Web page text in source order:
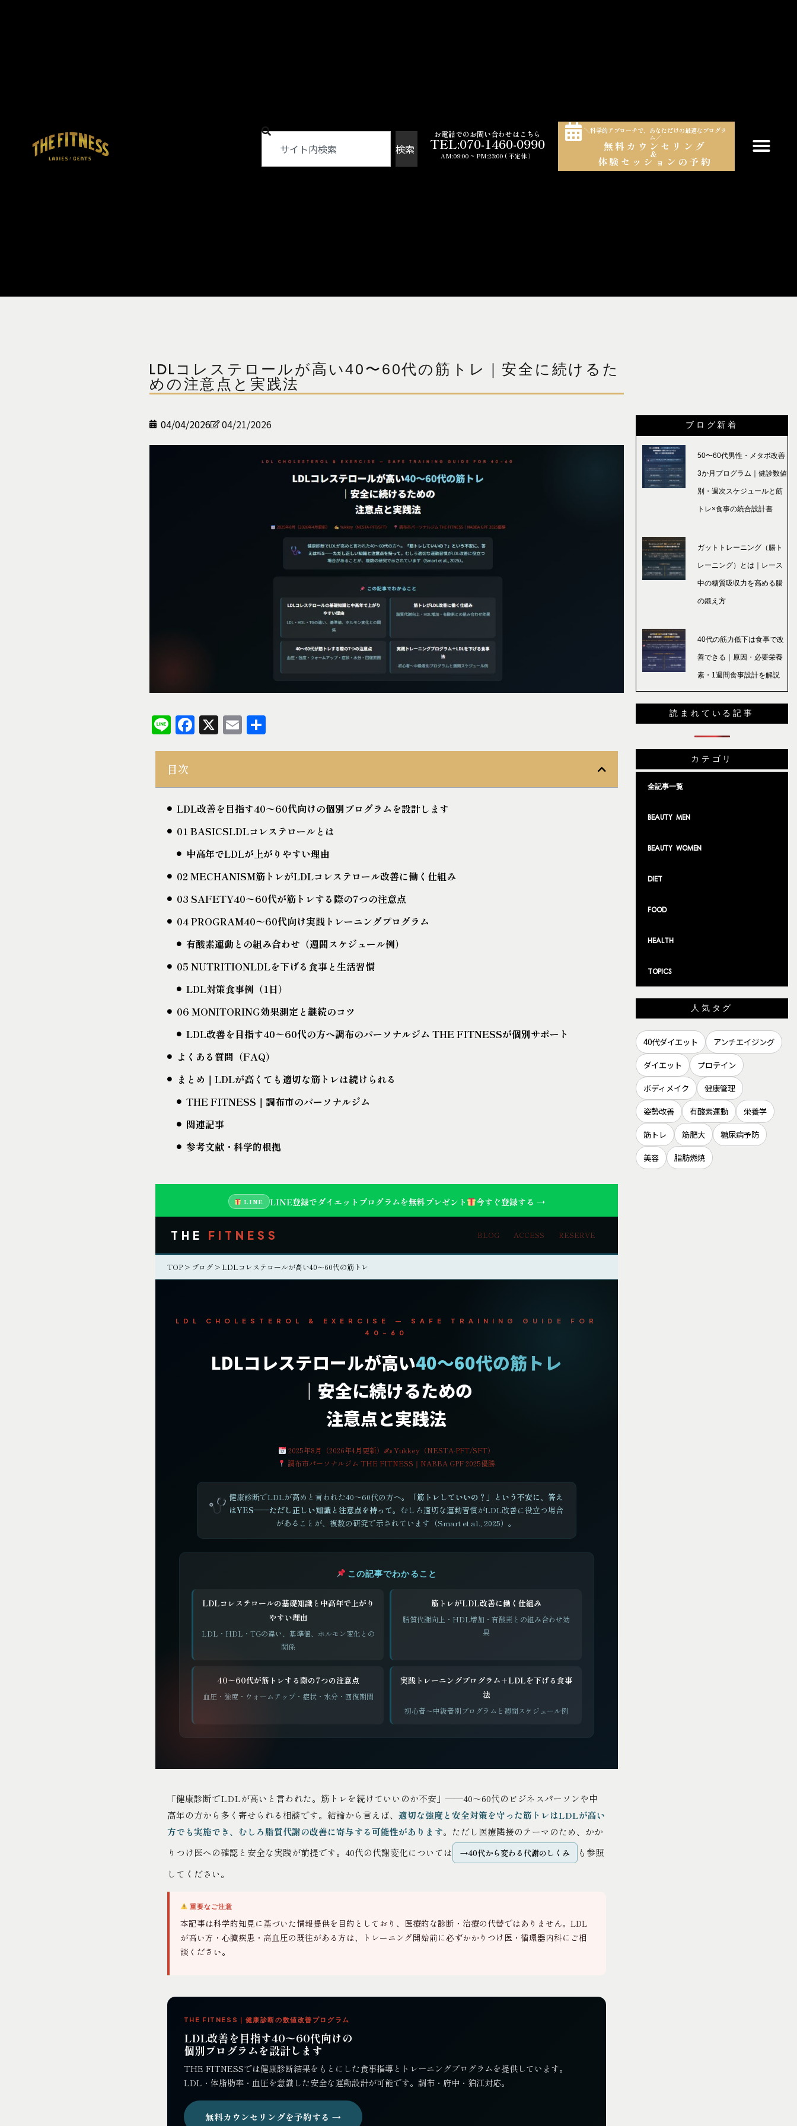
検索
お電話でのお問い合わせはこちら
TEL:070-1460-0990
AM:09:00 ~ PM:23:00 ( 不定休 ）
＼科学的アプローチで、あなただけの最適なプログラ
ム／
無料カウンセリング
＆
体験セッションの予約
LDLコレステロールが高い40〜60代の筋トレ｜安全に続けるた
めの注意点と実践法
04/04/2026 04/21/2026
LineFacebook
X Email
共
有
目次
LDL改善を目指す40〜60代向けの個別プログラムを設計します
01 BASICSLDLコレステロールとは
中高年でLDLが上がりやすい理由
02 MECHANISM筋トレがLDLコレステロール改善に働く仕組み
03 SAFETY40〜60代が筋トレする際の7つの注意点
04 PROGRAM40〜60代向け実践トレーニングプログラム
有酸素運動との組み合わせ（週間スケジュール例）
05 NUTRITIONLDLを下げる食事と生活習慣
LDL対策食事例（1日）
06 MONITORING効果測定と継続のコツ
LDL改善を目指す40〜60代の方へ調布のパーソナルジム THE FITNESSが個別サポート
よくある質問（FAQ）
まとめ｜LDLが高くても適切な筋トレは続けられる
THE FITNESS｜調布市のパーソナルジム
関連記事
参考文献・科学的根拠
LINE LINE登録でダイエットプログラムを無料プレゼント 今すぐ登録する →
THE FITNESS BLOG ACCESS RESERVE
TOP> ブログ> LDLコレステロールが高い40〜60代の筋トレ
LDL CHOLESTEROL & EXERCISE — SAFE TRAINING GUIDE FOR
40–60
LDLコレステロールが高い40〜60代の筋トレ
｜安全に続けるための
注意点と実践法
2025年8月（2026年4月更新） ✍ Yukkey（NESTA-PFT/SFT）
調布市パーソナルジム THE FITNESS｜NABBA GPF 2025優勝
健康診断でLDLが高めと言われた40〜60代の方へ。
「筋トレしていいの？」という不安に、答え
はYES——ただし正しい知識と注意点を持って。むしろ適切な運動習慣がLDL改善に役立つ場合
があることが、複数の研究で示されています（Smart et al., 2025）。
この記事でわかること
LDLコレステロールの基礎知識と中高年で上がり
やすい理由
LDL・HDL・TGの違い、基準値、ホルモン変化との
関係
筋トレがLDL改善に働く仕組み
脂質代謝向上・HDL増加・有酸素との組み合わせ効
果
40〜60代が筋トレする際の7つの注意点
血圧・強度・ウォームアップ・症状・水分・回復期間
実践トレーニングプログラム＋LDLを下げる食事
法
初心者〜中級者別プログラムと週間スケジュール例
「健康診断でLDLが高いと言われた。筋トレを続けていいのか不安」——40〜60代のビジネスパーソンや中
高年の方から多く寄せられる相談です。結論から言えば、 適切な強度と安全対策を守った筋トレはLDLが高い
方でも実施でき、むしろ脂質代謝の改善に寄与する可能性があります。ただし医療隣接のテーマのため、かか
りつけ医への確認と安全な実践が前提です。40代の代謝変化については
40代から変わる代謝のしくみ
も参照
してください。
重要なご注意
本記事は科学的知見に基づいた情報提供を目的としており、医療的な診断・治療の代替ではありません。LDL
が高い方・心臓疾患・高血圧の既往がある方は、トレーニング開始前に必ずかかりつけ医・循環器内科にご相
談ください。
THE FITNESS｜健康診断の数値改善プログラム
LDL改善を目指す40〜60代向けの
個別プログラムを設計します
THE FITNESSでは健康診断結果をもとにした食事指導とトレーニングプログラムを提供しています。
LDL・体脂肪率・血圧を意識した安全な運動設計が可能です。調布・府中・狛江対応。
無料カウンセリングを予約する →
ブログ新着
50〜60代男性・メタボ改善
3か月プログラム｜健診数値
別・週次スケジュールと筋
トレ×食事の統合設計書
ガットトレーニング（腸ト
レーニング）とは｜レース
中の糖質吸収力を高める腸
の鍛え方
40代の筋力低下は食事で改
善できる｜原因・必要栄養
素・1週間食事設計を解説
読まれている記事
カテゴリ
全記事一覧
Beauty Men
Beauty Women
Diet
Food
Health
TOPICS
人気タグ
40代ダイエット アンチエイジング
ダイエット プロテイン
ボディメイク 健康管理
姿勢改善 有酸素運動 栄養学
筋トレ 筋肥大 糖尿病予防
美容 脂肪燃焼